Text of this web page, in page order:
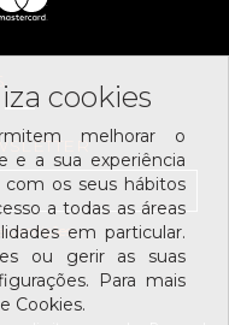
condições
cookies
melhorar o
e a sua experiência
os seus hábitos
a todas as áreas
em particular.
ou gerir as suas
Para mais
Cookies.